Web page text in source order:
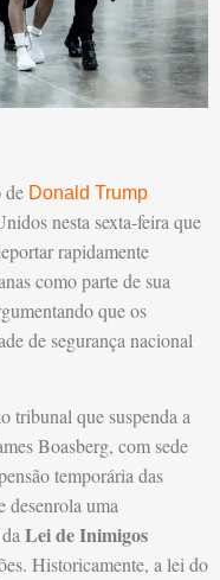
de Donald Trump
nesta sexta-feira que
rapidamente
como parte de sua
que os
de segurança nacional
tribunal que suspenda a
Boasberg, com sede
temporária das
desenrola uma
Lei de Inimigos
Historicamente, a lei do